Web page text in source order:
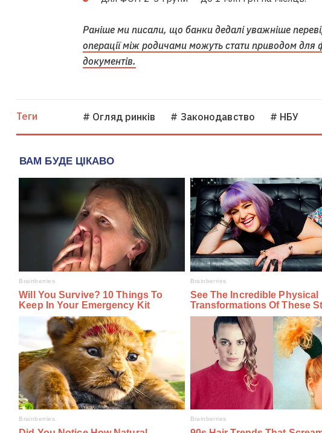
Раніше ми писали, що банки дедалі уважніше
операції між родичами можуть стати приводом для
документів.
Теги # Огляд ринків # Законодавство # НБУ